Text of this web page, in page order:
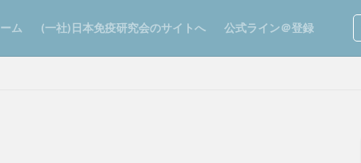
ム (一社)日本免疫研究会のサイトへ 公式ライン＠登録